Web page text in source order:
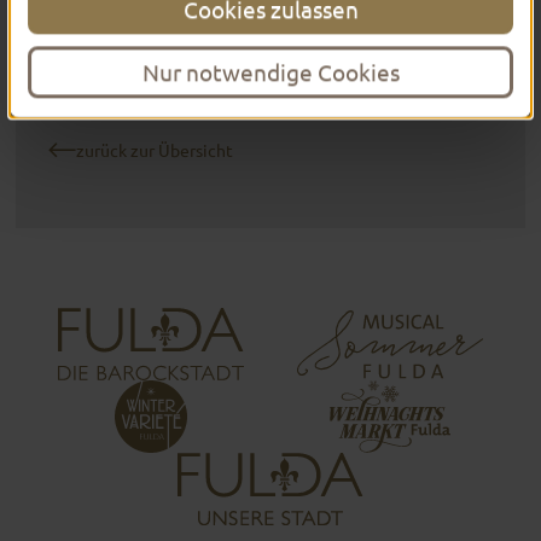
Cookies zulassen
Nur notwendige Cookies
weitere Infos & Tickets
zurück zur Übersicht